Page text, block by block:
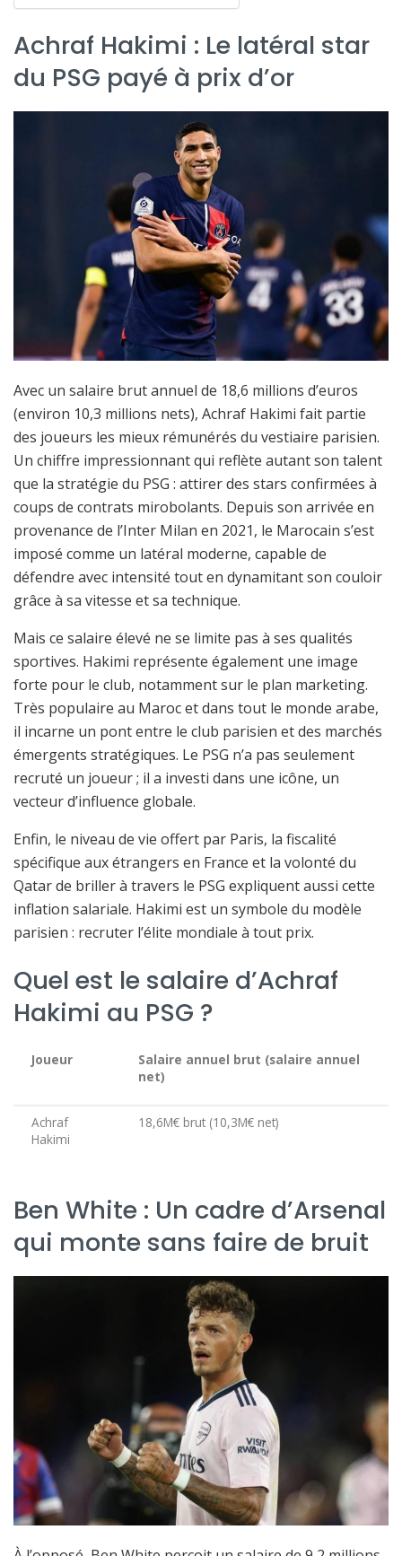
Achraf Hakimi : Le latéral star
du PSG payé à prix d’or
Avec un salaire brut annuel de 18,6 millions d’euros
(environ 10,3 millions nets), Achraf Hakimi fait partie
des joueurs les mieux rémunérés du vestiaire parisien.
Un chiffre impressionnant qui reflète autant son talent
que la stratégie du PSG : attirer des stars confirmées à
coups de contrats mirobolants. Depuis son arrivée en
provenance de l’Inter Milan en 2021, le Marocain s’est
imposé comme un latéral moderne, capable de
défendre avec intensité tout en dynamitant son couloir
grâce à sa vitesse et sa technique.
Mais ce salaire élevé ne se limite pas à ses qualités
sportives. Hakimi représente également une image
forte pour le club, notamment sur le plan marketing.
Très populaire au Maroc et dans tout le monde arabe,
il incarne un pont entre le club parisien et des marchés
émergents stratégiques. Le PSG n’a pas seulement
recruté un joueur ; il a investi dans une icône, un
vecteur d’influence globale.
Enfin, le niveau de vie offert par Paris, la fiscalité
spécifique aux étrangers en France et la volonté du
Qatar de briller à travers le PSG expliquent aussi cette
inflation salariale. Hakimi est un symbole du modèle
parisien : recruter l’élite mondiale à tout prix.
Quel est le salaire d’Achraf
Hakimi au PSG ?
Joueur
Salaire annuel brut (salaire annuel
net)
Achraf
Hakimi
18,6M€ brut (10,3M€ net)
Ben White : Un cadre d’Arsenal
qui monte sans faire de bruit